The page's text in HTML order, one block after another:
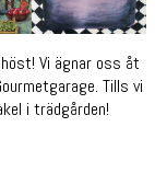
Vi ägnar oss åt
Tills vi
i trädgården!